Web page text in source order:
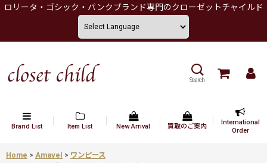
ロリータ・ゴシック・パンクブランド専門のクローゼットチャイルド
Search
Brand List Item List New Arrival 買取のご案内
International
Order
Home > Amavel > ワンピース